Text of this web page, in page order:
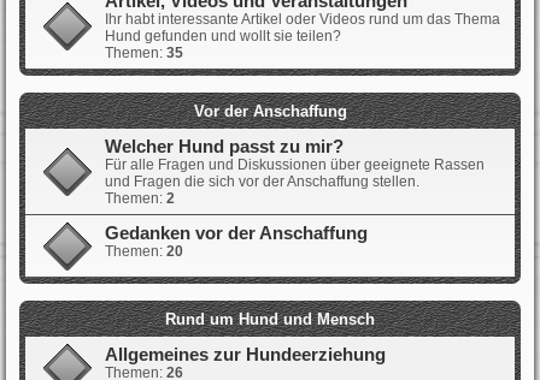
Ihr habt interessante Artikel oder Videos rund um das Thema
Hund gefunden und wollt sie teilen?
Themen: 35
Vor der Anschaffung
Welcher Hund passt zu mir?
Für alle Fragen und Diskussionen über geeignete Rassen
und Fragen die sich vor der Anschaffung stellen.
Themen: 2
Gedanken vor der Anschaffung
Themen: 20
Rund um Hund und Mensch
Allgemeines zur Hundeerziehung
Themen: 26